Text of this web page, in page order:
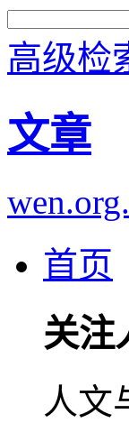
高级检
文章
首页
关注
人文